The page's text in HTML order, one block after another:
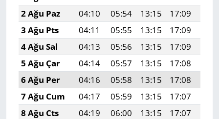
2 Ağu Paz
04:10 05:54 13:15 17:09
3 Ağu Pts
04:11 05:55 13:15 17:09
4 Ağu Sal
04:13 05:56 13:15 17:09
5 Ağu Çar
04:14 05:57 13:15 17:08
6 Ağu Per
04:16 05:58 13:15 17:08
7 Ağu Cum
04:17 05:59 13:15 17:07
8 Ağu Cts
04:19 06:00 13:15 17:07